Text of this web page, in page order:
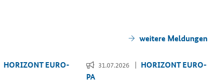
wei­te­re Mel­dun­gen
HO­RI­ZONT EU­RO­
31.07.2026
HO­RI­ZONT EU­RO­
PA